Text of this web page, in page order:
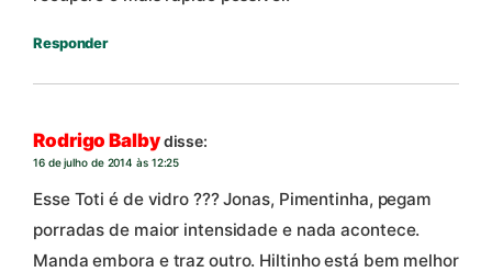
Responder
Rodrigo Balbydisse:
16 de julho de 2014 às 12:25
Esse Toti é de vidro ??? Jonas, Pimentinha, pegam
porradas de maior intensidade e nada acontece.
Manda embora e traz outro. Hiltinho está bem melhor